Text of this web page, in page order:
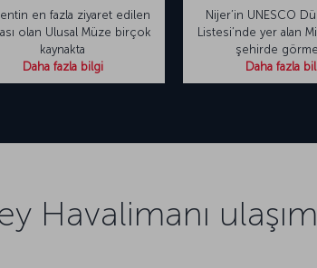
en fazla ziyaret edilen
olan Ulusal Müze birçok
kaynakta
Daha fazla bilgi
Nijer’in UNESCO
Listesi’nde yer alan
şehirde
Daha fazla
Havalimanı